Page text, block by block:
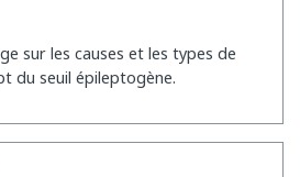
sur les causes et les types de
du seuil épileptogène.